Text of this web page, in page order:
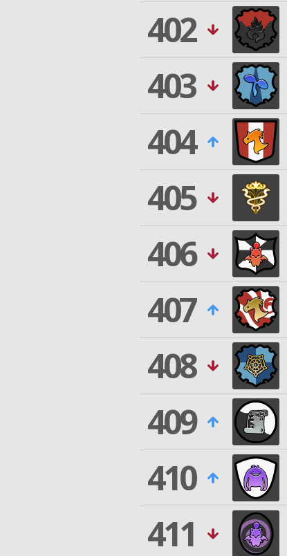
402
403
404
405
406
407
408
409
410
411